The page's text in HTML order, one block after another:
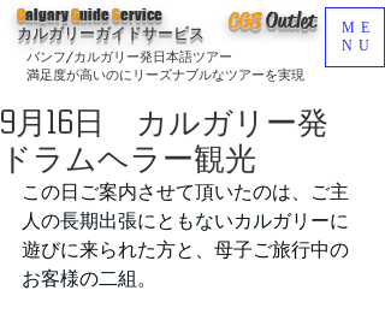
CGSOutlet
バンフ/カルガリー発日本語ツアー
満足度が高いのにリーズナブルなツアーを実現
CalgaryGuideService
カルガリーガイドサービス
ME
NU
9月16日 カルガリー発
ドラムヘラー観光
この日ご案内させて頂いたのは、ご主
人の長期出張にともないカルガリーに
遊びに来られた方と、母子ご旅行中の
お客様の二組。